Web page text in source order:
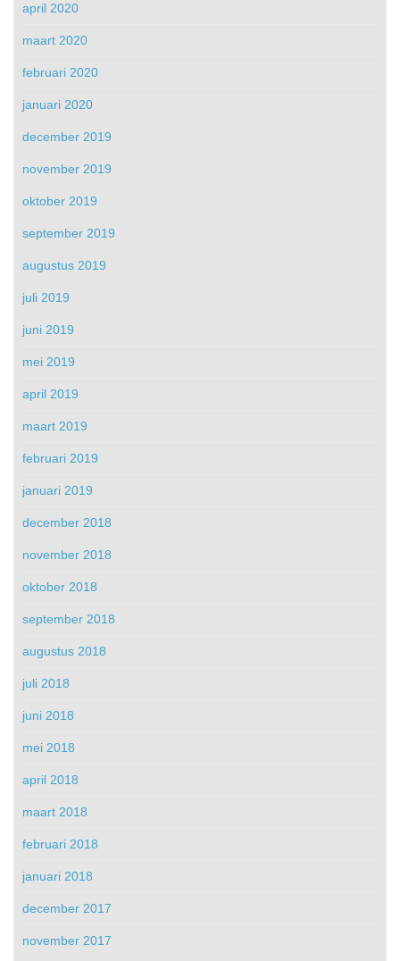
april 2020
maart 2020
februari 2020
januari 2020
december 2019
november 2019
oktober 2019
september 2019
augustus 2019
juli 2019
juni 2019
mei 2019
april 2019
maart 2019
februari 2019
januari 2019
december 2018
november 2018
oktober 2018
september 2018
augustus 2018
juli 2018
juni 2018
mei 2018
april 2018
maart 2018
februari 2018
januari 2018
december 2017
november 2017